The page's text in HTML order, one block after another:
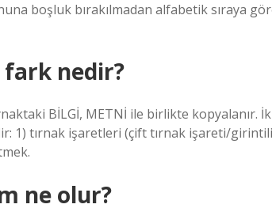
boşluk bırakılmadan alfabetik sıraya
fark nedir?
BİLGİ, METNİ ile birlikte kopyalanır.
1) tırnak işaretleri (çift tırnak işareti/
ne olur?